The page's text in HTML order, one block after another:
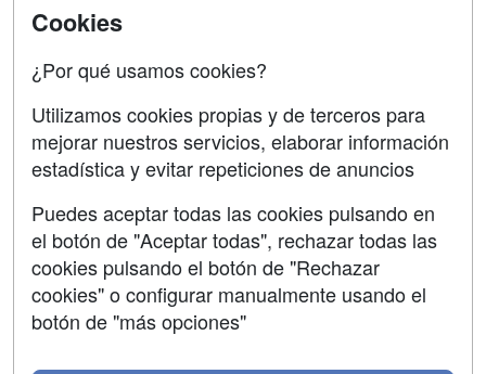
Acceso Centros
Contactar
Confidencialidad
Aviso legal
Copyleft
Cookies
¿Por qué usamos cookies?
Utilizamos cookies propias y de terceros para
mejorar nuestros servicios, elaborar información
estadística y evitar repeticiones de anuncios
Puedes aceptar todas las cookies pulsando en
el botón de "Aceptar todas", rechazar todas las
cookies pulsando el botón de "Rechazar
cookies" o configurar manualmente usando el
botón de "más opciones"